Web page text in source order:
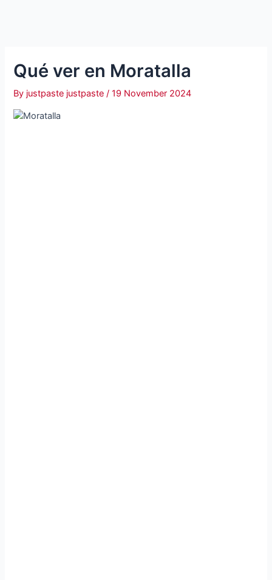
Qué ver en Moratalla
By justpaste justpaste/19 November 2024